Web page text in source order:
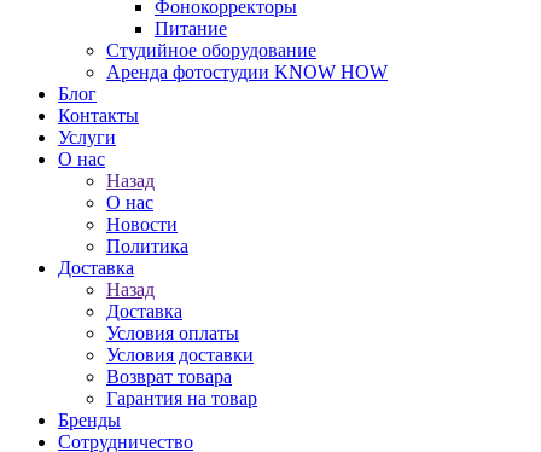
Фонокорректоры
Питание
Студийное оборудование
Аренда фотостудии KNOW HOW
Блог
Контакты
Услуги
О нас
Назад
О нас
Новости
Политика
Доставка
Назад
Доставка
Условия оплаты
Условия доставки
Возврат товара
Гарантия на товар
Бренды
Сотрудничество